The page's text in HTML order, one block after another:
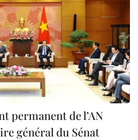
permanent de l’AN
général du Sénat